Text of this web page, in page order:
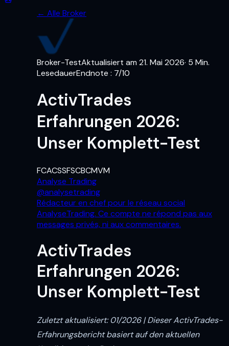
← Alle Broker
Broker-TestAktualisiert am 21. Mai 2026· 5 Min.
LesedauerEndnote : 7/10
ActivTrades
Erfahrungen 2026:
Unser Komplett-Test
FCACSSFSCBCMVM
Analyse Trading
@analysetrading
Rédacteur en chef pour le réseau social
AnalyseTrading. Ce compte ne répond pas aux
messages privés, ni aux commentaires.
ActivTrades
Erfahrungen 2026:
Unser Komplett-Test
Zuletzt aktualisiert: 01/2026 | Dieser ActivTrades-
Erfahrungsbericht basiert auf den aktuellen